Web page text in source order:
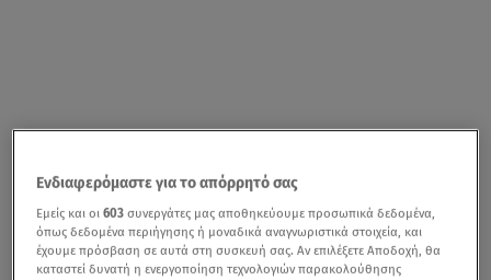
Ενδιαφερόμαστε για το απόρρητό σας
Εμείς και οι603 συνεργάτες μας αποθηκεύουμε προσωπικά δεδομένα,
όπως δεδομένα περιήγησης ή μοναδικά αναγνωριστικά στοιχεία, και
έχουμε πρόσβαση σε αυτά στη συσκευή σας. Αν επιλέξετε Αποδοχή, θα
καταστεί δυνατή η ενεργοποίηση τεχνολογιών παρακολούθησης